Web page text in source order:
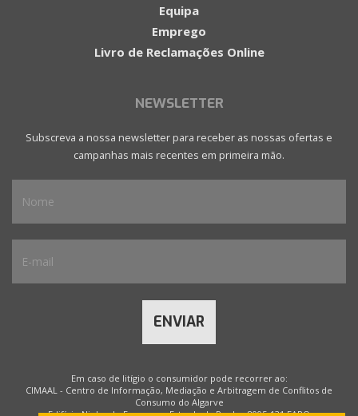
Equipa
Emprego
Livro de Reclamações Online
NEWSLETTER
Subscreva a nossa newsletter para receber as nossas ofertas e
campanhas mais recentes em primeira mão.
ENVIAR
Em caso de litígio o consumidor pode recorrer ao:
CIMAAL - Centro de Informação, Mediação e Arbitragem de Conflitos de
Consumo do Algarve